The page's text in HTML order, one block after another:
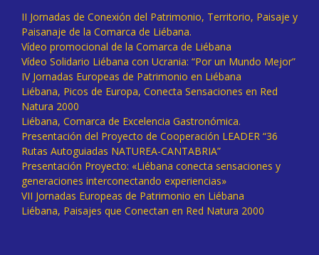
II Jornadas de Conexión del Patrimonio, Territorio, Paisaje y
Paisanaje de la Comarca de Liébana.
Vídeo promocional de la Comarca de Liébana
Vídeo Solidario Liébana con Ucrania: “Por un Mundo Mejor”
IV Jornadas Europeas de Patrimonio en Liébana
Liébana, Picos de Europa, Conecta Sensaciones en Red
Natura 2000
Liébana, Comarca de Excelencia Gastronómica.
Presentación del Proyecto de Cooperación LEADER “36
Rutas Autoguiadas NATUREA-CANTABRIA”
Presentación Proyecto: «Liébana conecta sensaciones y
generaciones interconectando experiencias»
VII Jornadas Europeas de Patrimonio en Liébana
Liébana, Paisajes que Conectan en Red Natura 2000